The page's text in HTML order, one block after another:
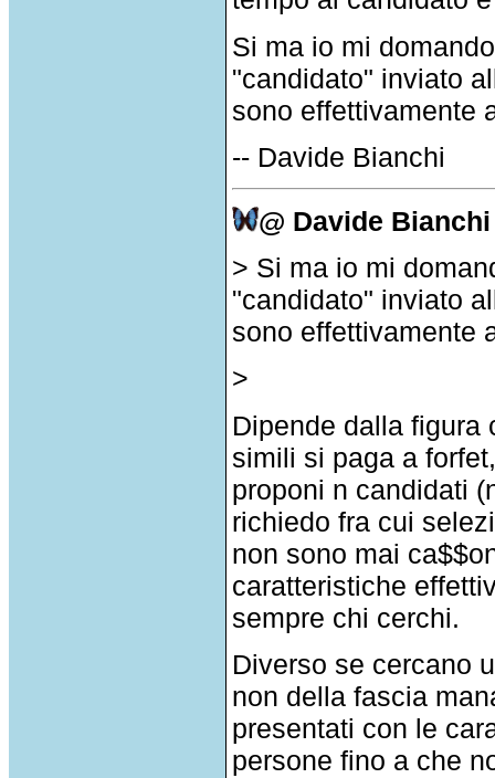
Si ma io mi
"candidato" inviato
sono effettivamente
-- Davide Bianchi
@ Davide Bianchi
> Si ma io mi
"candidato" inviato
sono effettivamente
>
Dipende dalla figura
simili si paga a
proponi n candidati
richiedo fra cui
non sono mai
caratteristiche
sempre chi cerchi.
Diverso se cercano
non della fascia
presentati con le
persone fino a che